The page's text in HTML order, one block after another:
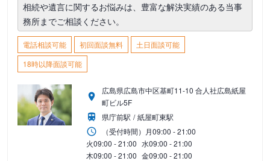
相続や遺言に関するお悩みは、豊富な解決実績のある当事
務所までご相談ください。
電話相談可能 初回面談無料
土日面談可能
18時以降面談可能
広島県広島市中区基町11-10 合人社広島紙屋
町ビル5F
県庁前駅
紙屋町東駅
（受付時間） 月09:00 - 21:00
火09:00 - 21:00 水09:00 - 21:00
木09:00 - 21:00 金09:00 - 21:00